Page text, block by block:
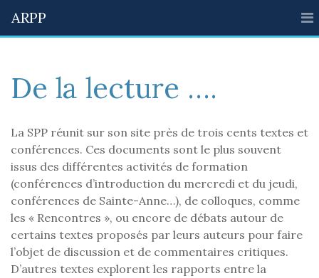
ARPP
De la lecture ….
La SPP réunit sur son site près de trois cents textes et
conférences. Ces documents sont le plus souvent
issus des différentes activités de formation
(conférences d’introduction du mercredi et du jeudi,
conférences de Sainte-Anne…), de colloques, comme
les « Rencontres », ou encore de débats autour de
certains textes proposés par leurs auteurs pour faire
l’objet de discussion et de commentaires critiques.
D’autres textes explorent les rapports entre la